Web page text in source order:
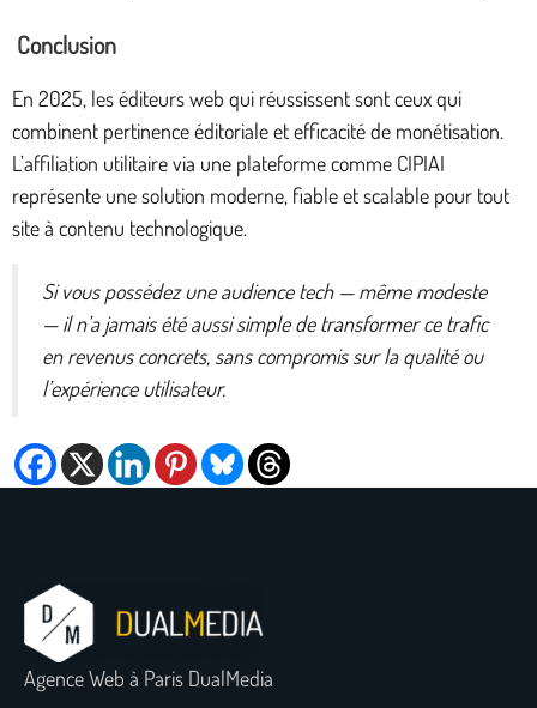
Conclusion
En 2025, les éditeurs web qui réussissent sont ceux qui
combinent pertinence éditoriale et efficacité de monétisation.
L’affiliation utilitaire via une plateforme comme CIPIAI
représente une solution moderne, fiable et scalable pour tout
site à contenu technologique.
Si vous possédez une audience tech — même modeste
— il n’a jamais été aussi simple de transformer ce trafic
en revenus concrets, sans compromis sur la qualité ou
l’expérience utilisateur.
Agence Web à Paris DualMedia